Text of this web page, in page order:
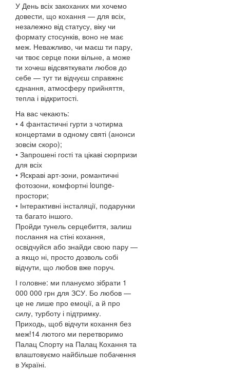
У День всіх закоханих ми хочемо
довести, що кохання — для всіх,
незалежно від статусу, віку чи
формату стосунків, воно не має
меж. Неважливо, чи маєш ти пару,
чи твоє серце поки вільне, а може
ти хочеш відсвяткувати любов до
себе — тут ти відчуєш справжнє
єднання, атмосферу прийняття,
тепла і відкритості.
На вас чекають:
• 4 фантастичні гурти з чотирма
концертами в одному святі (анонси
зовсім скоро);
• Запрошені гості та цікаві сюрпризи
для всіх
• Яскраві арт-зони, романтичні
фотозони, комфортні lounge-
простори;
• Інтерактивні інсталяції, подарунки
та багато іншого.
Пройди тунель серцебиття, залиш
послання на стіні кохання,
освідчуйся або знайди свою пару —
а якщо ні, просто дозволь собі
відчути, що любов вже поруч.
І головне: ми плануємо зібрати 1
000 000 грн для ЗСУ. Бо любов —
це не лише про емоції, а й про
силу, турботу і підтримку.
Приходь, щоб відчути кохання без
меж!14 лютого ми перетворимо
Палац Спорту на Палац Кохання та
влаштовуємо найбільше побачення
в Україні.